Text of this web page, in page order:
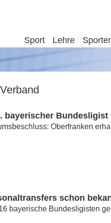
Sport Lehre
bayerischer Bundesligist
Oberfranken
schon
bayerische Bundesligisten